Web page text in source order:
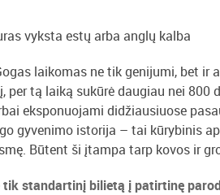
vyksta estų arba anglų kalba
laikomas ne tik genijumi, bet
per tą laiką sukūrė daugiau nei 800
eksponuojami didžiausiuose
gyvenimo istorija – tai kūrybinis
Būtent ši įtampa tarp kovos ir
tik standartinį bilietą į patirtinę